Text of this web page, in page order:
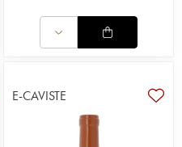
E-CAVISTE